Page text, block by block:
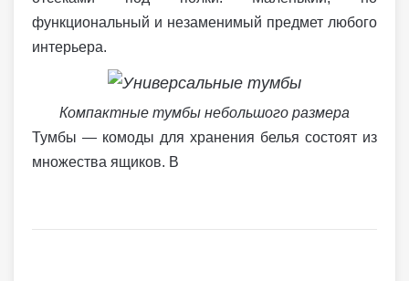
функциональный и незаменимый предмет любого
интерьера.
Компактные тумбы небольшого размера
Тумбы — комоды для хранения белья состоят из
множества ящиков. В